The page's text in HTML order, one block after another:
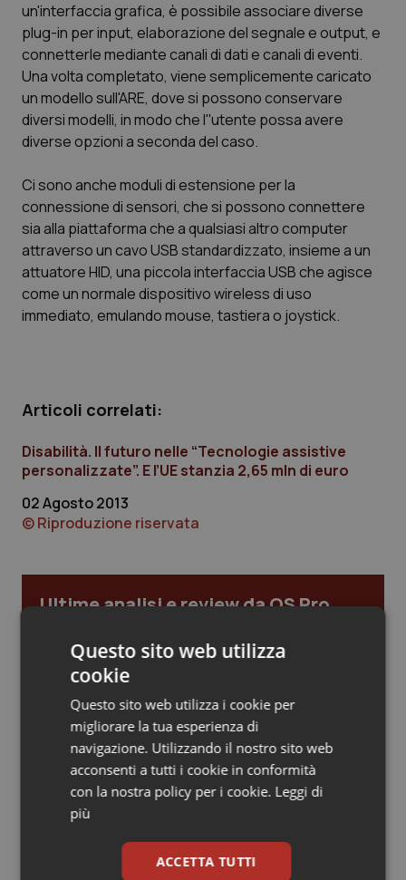
Basilicata
Calabria
Campania
Emilia-Romagna
Friuli Venezia Giulia
Lazio
Liguria
Marche
Molise
Piemonte
Provincia Autonoma di Trento
Puglia
Sardegna
Sicilia
Toscana
Artrite & artrosi
Asma & BPCO
Car-T
Colesterolo & coronaropatie
Dermatite Atopica
Diabete & glucometri
Disturbi dell’umore
Donna & Salute
Epatiti
HIV
Ipertensione & Scompenso
Malattie rare
Malattia di Crohn & Rettocolite Ulcerosa
Neuroscienze & patologie neurodegenerative
Obesità
QS Club Newsletter
un'interfaccia grafica, è possibile associare diverse
plug-in per input, elaborazione del segnale e output, e
connetterle mediante canali di dati e canali di eventi.
Una volta completato, viene semplicemente caricato
un modello sull'ARE, dove si possono conservare
diversi modelli, in modo che l''utente possa avere
diverse opzioni a seconda del caso.
Ci sono anche moduli di estensione per la
connessione di sensori, che si possono connettere
sia alla piattaforma che a qualsiasi altro computer
attraverso un cavo USB standardizzato, insieme a un
attuatore HID, una piccola interfaccia USB che agisce
come un normale dispositivo wireless di uso
immediato, emulando mouse, tastiera o joystick.
Articoli correlati:
Disabilità. Il futuro nelle “Tecnologie assistive
personalizzate”. E l’UE stanzia 2,65 mln di euro
02 Agosto 2013
© Riproduzione riservata
Ultime analisi e review da QS Pro
Cloud sanitario: infrastrutture,
compliance, GDPR e Risk management
Gestione dell'Ipertensione resistente:
dalle Linee Guida alle terapie innovative
Leadership Infermieristica 2026: nuovi
modelli di responsabilità e autonomia
Questo sito web utilizza
cookie
Questo sito web utilizza i cookie per
migliorare la tua esperienza di
navigazione. Utilizzando il nostro sito web
acconsenti a tutti i cookie in conformità
con la nostra policy per i cookie. Leggi di
più
ACCETTA TUTTI